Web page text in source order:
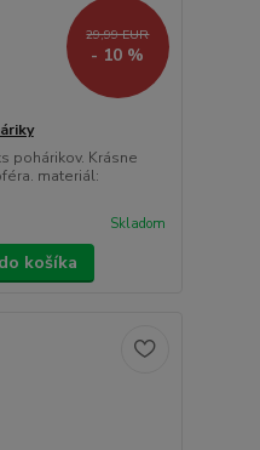
29,99 EUR
- 10 %
pohárikov. Krásne
materiál:
Skladom
košíka